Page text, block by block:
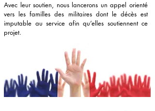
Avec leur soutien, nous lancerons un appel orienté
vers les familles des militaires dont le décès est
imputable au service afin qu’elles soutiennent ce
projet.